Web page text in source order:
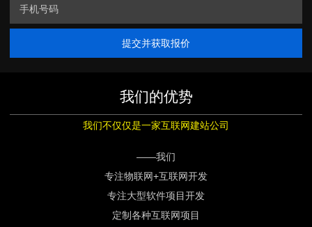
提交并获取报价
我们的优势
我们不仅仅是一家互联网建站公司
——我们
专注物联网+互联网开发
专注大型软件项目开发
定制各种互联网项目